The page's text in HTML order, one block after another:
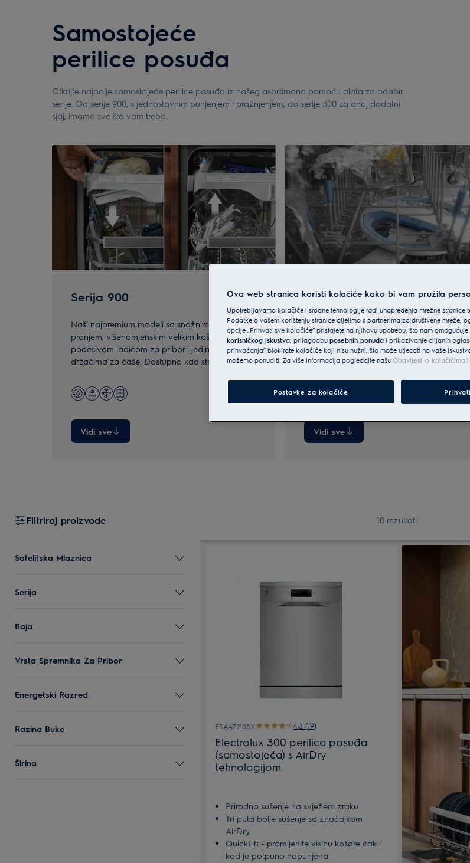
Samostojeće
perilice posuđa
Otkrijte najbolje samostojeće perilice posuđa iz našeg asortimana pomoću alata za odabir
serije. Od serije 900, s jednostavnim punjenjem i pražnjenjem, do serije 300 za onaj dodatni
sjaj, imamo sve što vam treba.
Serija 900
Naši najpremium modeli sa snažnim, učinkovitim
pranjem, višenamjenskim velikim košarama,
podesivom ladicom za pribor i jedinstvenim
držačima za čaše. Dostupno kao standardni
Vidi sve
Serija 800
Snažna, fleksibilna i vodno učinkovita
Prostrane, svestrane košare s preklopnim
dijelovima i držačima za čaše. Dostupno kao
standardni model i u XXL veličini.
Vidi sve
Filtriraj proizvode 10 rezultati
Satelitska Mlaznica
Serija
Boja
Vrsta Spremnika Za Pribor
Energetski Razred
Razina Buke
Širina
ESA47210SX 4.3 (19)
Electrolux 300 perilica posuđa
(samostojeća) s AirDry
tehnologijom
Prirodno sušenje na svježem zraku
Tri puta bolje sušenje sa značajkom
AirDry
QuickLift - promijenite visinu košare čak i
kad je potpuno napunjena
Ova web stranica koristi kolačiće kako bi vam pružila
Upotrebljavamo kolačiće i srodne tehnologije radi unapređenja mrežne stranice
Podatke o vašem korištenju stranice dijelimo s partnerima za društvene mreže,
opcije „Prihvati sve kolačiće” pristajete na njihovu upotrebu, što nam omogućuje
korisničkog iskustva, prilagodbu posebnih ponuda i prikazivanje ciljanih
prihvaćanja” blokirate kolačiće koji nisu nužni, što može utjecati na vaše
možemo ponuditi. Za više informacija pogledajte našu Obavijest o kolačićima i
Postavke za kolačiće